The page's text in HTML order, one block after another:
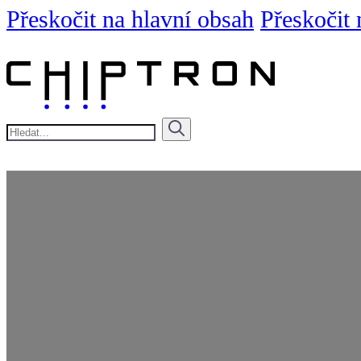
Přeskočit na hlavní obsah Přeskočit
Hledat